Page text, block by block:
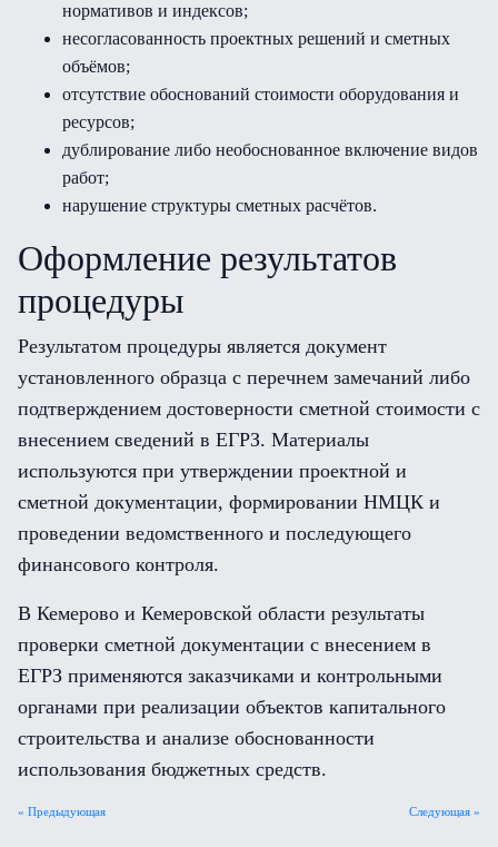
нормативов и индексов;
несогласованность проектных решений и сметных
объёмов;
отсутствие обоснований стоимости оборудования и
ресурсов;
дублирование либо необоснованное включение видов
работ;
нарушение структуры сметных расчётов.
Оформление результатов
процедуры
Результатом процедуры является документ
установленного образца с перечнем замечаний либо
подтверждением достоверности сметной стоимости с
внесением сведений в ЕГРЗ. Материалы
используются при утверждении проектной и
сметной документации, формировании НМЦК и
проведении ведомственного и последующего
финансового контроля.
В Кемерово и Кемеровской области результаты
проверки сметной документации с внесением в
ЕГРЗ применяются заказчиками и контрольными
органами при реализации объектов капитального
строительства и анализе обоснованности
использования бюджетных средств.
Следующая »
« Предыдующая